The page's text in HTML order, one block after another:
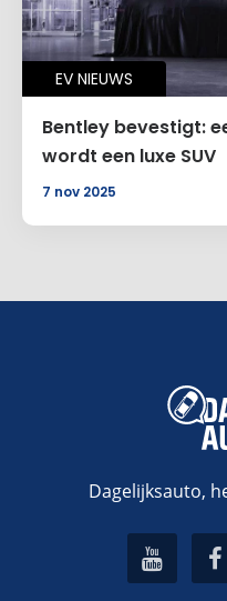
EV NIEUWS
Bentley bevestigt:
wordt een luxe SUV
7 nov 2025
Dagelijksauto,